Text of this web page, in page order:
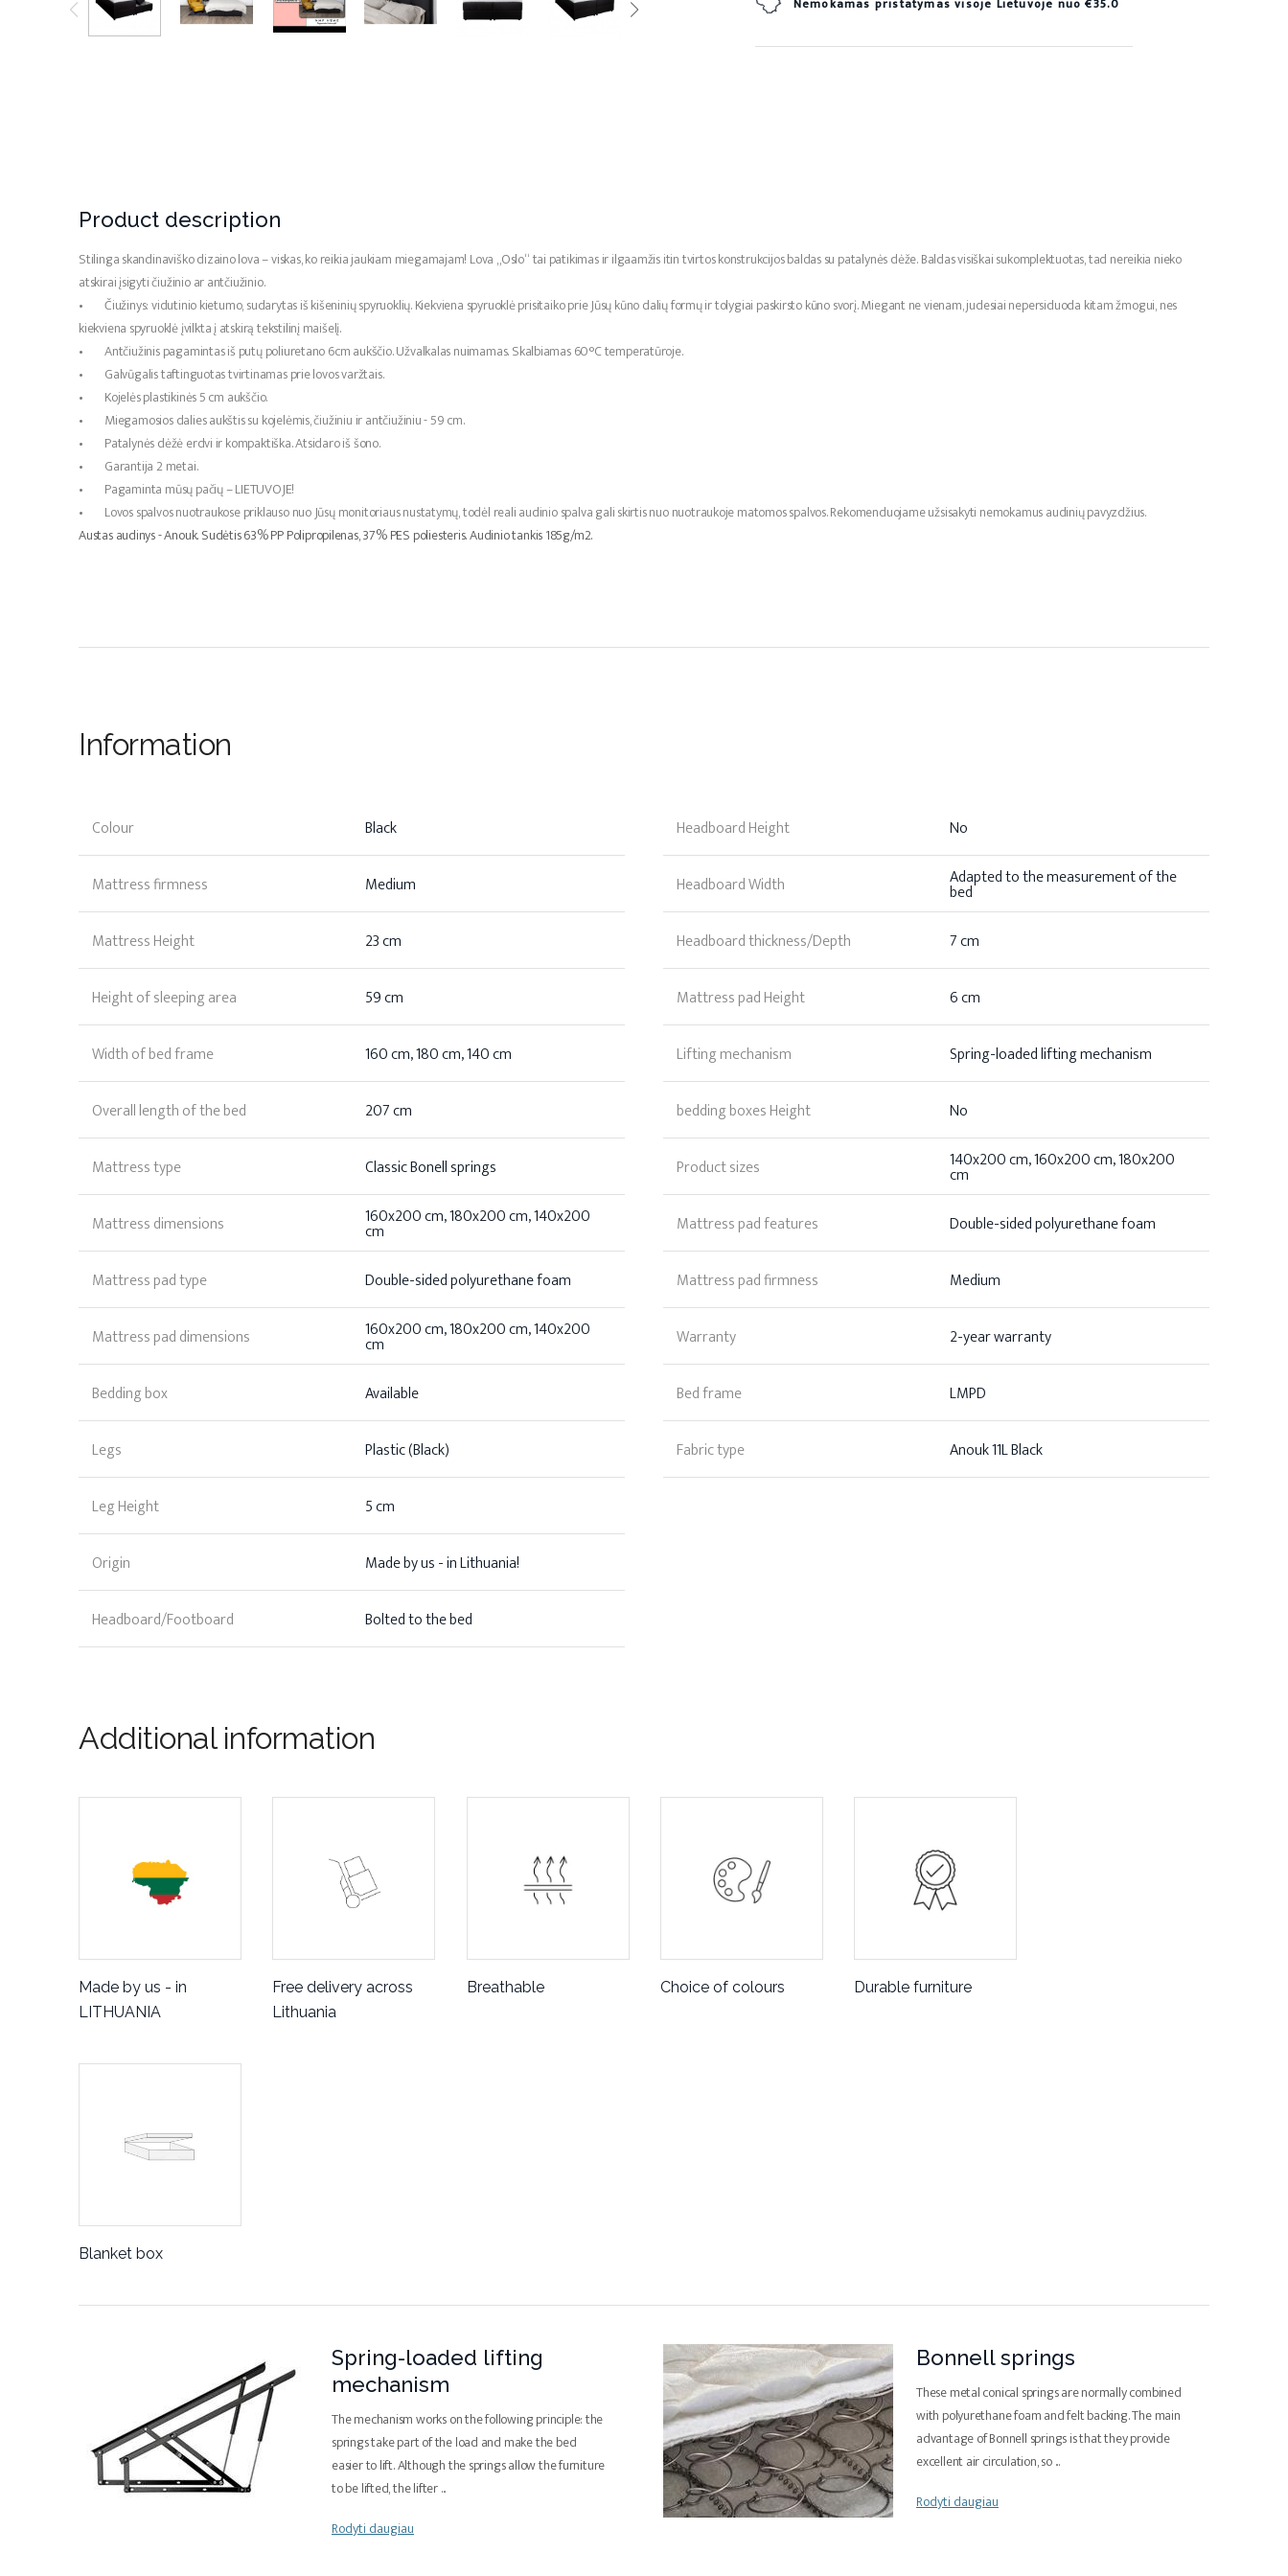
Nemokamas pristatymas visoje Lietuvoje nuo €35.0
Product description
Stilinga skandinaviško dizaino lova – viskas, ko reikia jaukiam miegamajam! Lova „Oslo“ tai patikimas ir ilgaamžis itin tvirtos konstrukcijos baldas su patalynės dėže. Baldas visiškai sukomplektuotas, tad nereikia nieko
atskirai įsigyti čiužinio ar antčiužinio.
• Čiužinys: vidutinio kietumo, sudarytas iš kišeninių spyruoklių. Kiekviena spyruoklė prisitaiko prie Jūsų kūno dalių formų ir tolygiai paskirsto kūno svorį. Miegant ne vienam, judesiai nepersiduoda kitam žmogui, nes
kiekviena spyruoklė įvilkta į atskirą tekstilinį maišelį.
• Antčiužinis pagamintas iš putų poliuretano 6cm aukščio. Užvalkalas nuimamas. Skalbiamas 60°C temperatūroje.
• Galvūgalis taftinguotas tvirtinamas prie lovos varžtais.
• Kojelės plastikinės 5 cm aukščio.
• Miegamosios dalies aukštis su kojelėmis, čiužiniu ir antčiužiniu - 59 cm.
• Patalynės dėžė erdvi ir kompaktiška. Atsidaro iš šono.
• Garantija 2 metai.
• Pagaminta mūsų pačių – LIETUVOJE!
• Lovos spalvos nuotraukose priklauso nuo Jūsų monitoriaus nustatymų, todėl reali audinio spalva gali skirtis nuo nuotraukoje matomos spalvos. Rekomenduojame užsisakyti nemokamus audinių pavyzdžius.
Austas audinys - Anouk. Sudėtis 63% PP Polipropilenas, 37% PES poliesteris. Audinio tankis 185g/m2.
Information
Colour Black
Mattress firmness Medium
Mattress Height 23 cm
Height of sleeping area 59 cm
Width of bed frame 160 cm, 180 cm, 140 cm
Overall length of the bed 207 cm
Mattress type Classic Bonell springs
Mattress dimensions 160x200 cm, 180x200 cm, 140x200
cm
Mattress pad type
Double-sided polyurethane foam
Mattress pad dimensions 160x200 cm, 180x200 cm, 140x200
cm
Bedding box
Available
Legs Plastic (Black)
Leg Height 5 cm
Origin Made by us - in Lithuania!
Headboard/Footboard Bolted to the bed
Headboard Height No
Headboard Width Adapted to the measurement of the
bed
Headboard thickness/Depth
7 cm
Mattress pad Height 6 cm
Lifting mechanism Spring-loaded lifting mechanism
bedding boxes Height No
Product sizes 140x200 cm, 160x200 cm, 180x200
cm
Mattress pad features
Double-sided polyurethane foam
Mattress pad firmness Medium
Warranty 2-year warranty
Bed frame LMPD
Fabric type Anouk 11L Black
Additional information
Made by us - in
LITHUANIA
Free delivery across
Lithuania
Breathable Choice of colours Durable furniture
Blanket box
Spring-loaded lifting
mechanism
The mechanism works on the following principle: the
springs take part of the load and make the bed
easier to lift. Although the springs allow the furniture
to be lifted, the lifter...
Rodyti daugiau
Bonnell springs
These metal conical springs are normally combined
with polyurethane foam and felt backing. The main
advantage of Bonnell springs is that they provide
excellent air circulation, so...
Rodyti daugiau